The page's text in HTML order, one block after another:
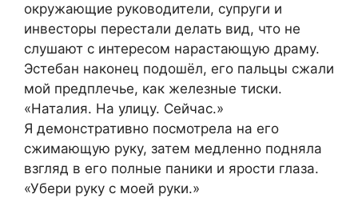
окружающие руководители, супруги и
инвесторы перестали делать вид, что не
слушают с интересом нарастающую драму.
Эстебан наконец подошёл, его пальцы сжали
мой предплечье, как железные тиски.
«Наталия. На улицу. Сейчас.»
Я демонстративно посмотрела на его
сжимающую руку, затем медленно подняла
взгляд в его полные паники и ярости глаза.
«Убери руку с моей руки.»